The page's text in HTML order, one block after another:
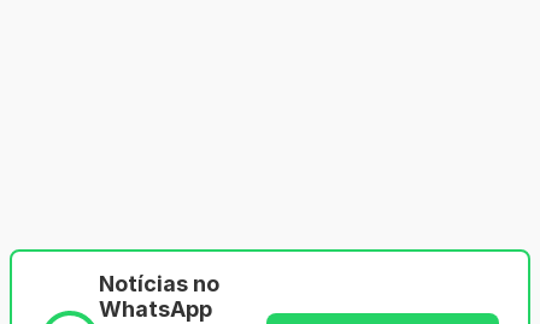
Notícias no
WhatsApp